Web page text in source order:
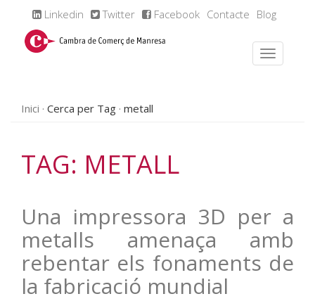
Linkedin Twitter Facebook Contacte Blog
Inici Cerca per Tag metall
TAG: METALL
Una impressora 3D per a
metalls amenaça amb
rebentar els fonaments de
la fabricació mundial